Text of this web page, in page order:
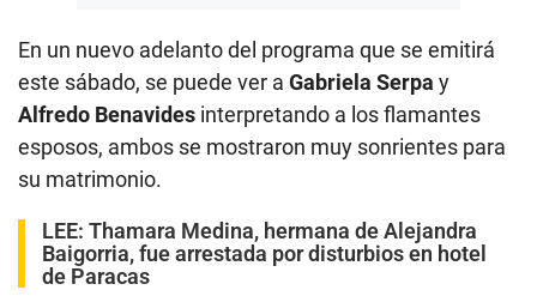
En un nuevo adelanto del programa que se emitirá
este sábado, se puede ver a Gabriela Serpa y
Alfredo Benavides interpretando a los flamantes
esposos, ambos se mostraron muy sonrientes para
su matrimonio.
LEE: Thamara Medina, hermana de Alejandra
Baigorria, fue arrestada por disturbios en hotel
de Paracas